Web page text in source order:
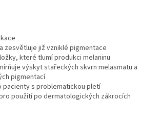
zesvětluje již vzniklé pigmentace
které tlumí produkci melaninu
výskyt stařeckých skvrn melasmatu a
pigmentací
pacienty s problematickou pletí
použití po dermatologických zákrocích